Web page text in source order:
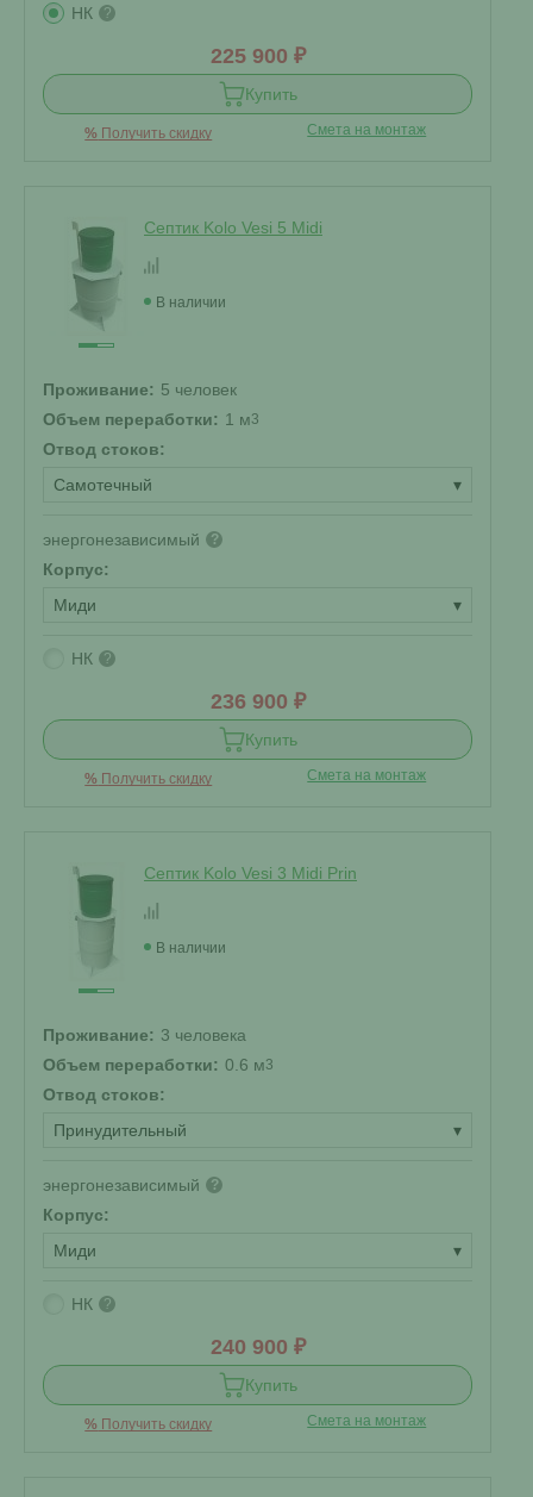
НК ?
225 900 ₽
Купить
% Получить скидку Смета на монтаж
Септик Kolo Vesi 5 Midi
В наличии
Проживание: 5 человек
Объем переработки: 1 м3
Отвод стоков:
Самотечный
▾
энергонезависимый ?
Корпус:
Миди
▾
НК ?
236 900 ₽
Купить
% Получить скидку Смета на монтаж
Септик Kolo Vesi 3 Midi Prin
В наличии
Проживание: 3 человека
Объем переработки: 0.6 м3
Отвод стоков:
Принудительный
▾
энергонезависимый ?
Корпус:
Миди
▾
НК ?
240 900 ₽
Купить
% Получить скидку Смета на монтаж